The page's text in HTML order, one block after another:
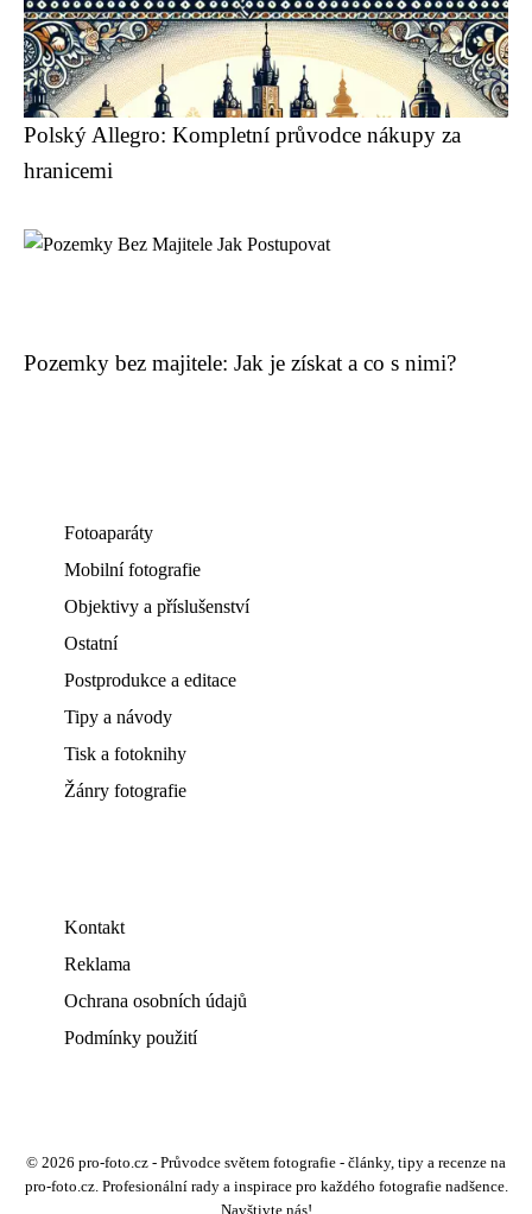
Polský Allegro: Kompletní průvodce nákupy za
hranicemi
Pozemky bez majitele: Jak je získat a co s nimi?
Fotoaparáty
Mobilní fotografie
Objektivy a příslušenství
Ostatní
Postprodukce a editace
Tipy a návody
Tisk a fotoknihy
Žánry fotografie
Kontakt
Reklama
Ochrana osobních údajů
Podmínky použití
© 2026 pro-foto.cz - Průvodce světem fotografie - články, tipy a recenze na
pro-foto.cz. Profesionální rady a inspirace pro každého fotografie nadšence.
Navštivte nás!